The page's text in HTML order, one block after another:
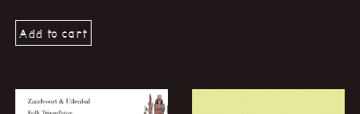
Add to cart